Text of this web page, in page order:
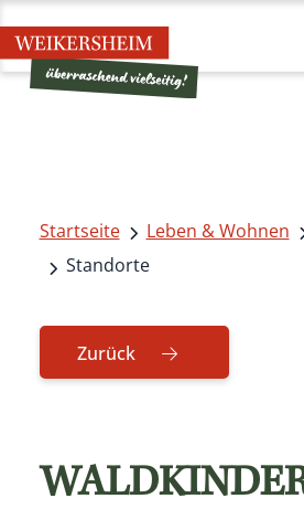
Startseite Leben & Wohnen
Standorte
Zurück